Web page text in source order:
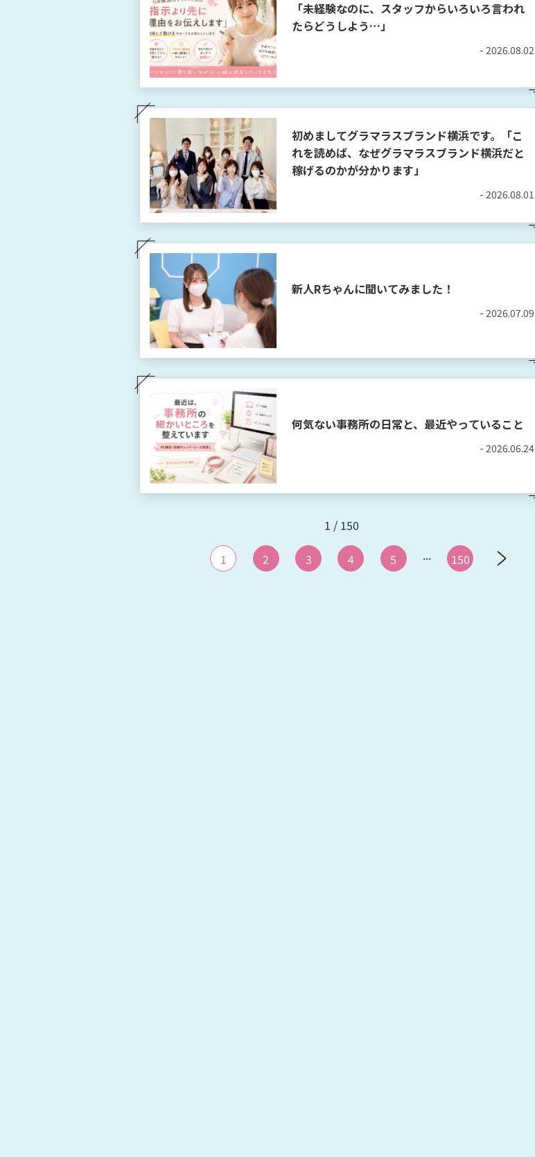
「未経験なのに、スタッフからいろいろ言われ
たらどうしよう…」
- 2026.08.02
初めましてグラマラスブランド横浜です。「こ
れを読めば、なぜグラマラスブランド横浜だと
稼げるのかが分かります」
- 2026.08.01
新人Rちゃんに聞いてみました！
- 2026.07.09
何気ない事務所の日常と、最近やっていること
- 2026.06.24
1 / 150
1 2 3 4 5 ... 150